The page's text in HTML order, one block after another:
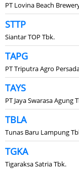
PT Lovina Beach
STTP
Siantar TOP Tbk.
TAPG
PT Triputra Agro
TAYS
PT Jaya Swarasa Agung
TBLA
Tunas Baru Lampung
TGKA
Tigaraksa Satria Tbk.